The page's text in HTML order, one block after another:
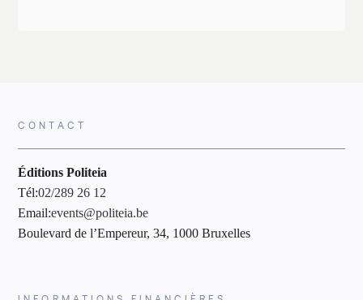
CONTACT
Éditions Politeia
Tél:02/289 26 12
Email:events@politeia.be
Boulevard de l’Empereur, 34, 1000 Bruxelles